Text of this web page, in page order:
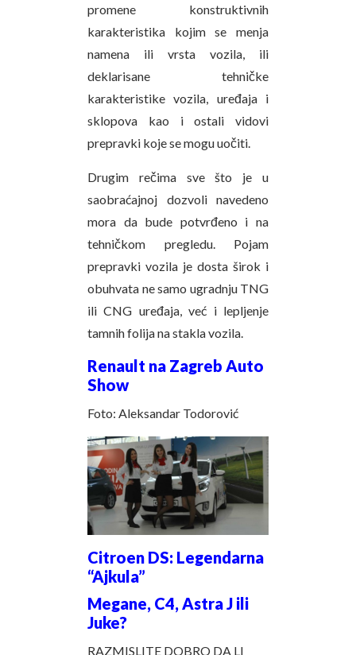
promene konstruktivnih
karakteristika kojim se menja
namena ili vrsta vozila, ili
deklarisane tehničke
karakteristike vozila, uređaja i
sklopova kao i ostali vidovi
prepravki koje se mogu uočiti.
Drugim rečima sve što je u
saobraćajnoj dozvoli navedeno
mora da bude potvrđeno i na
tehničkom pregledu. Pojam
prepravki vozila je dosta širok i
obuhvata ne samo ugradnju TNG
ili CNG uređaja, već i lepljenje
tamnih folija na stakla vozila.
Renault na Zagreb Auto
Show
Foto: Aleksandar Todorović
Citroen DS: Legendarna
“Ajkula”
Megane, C4, Astra J ili
Juke?
RAZMISLITE DOBRO DA LI